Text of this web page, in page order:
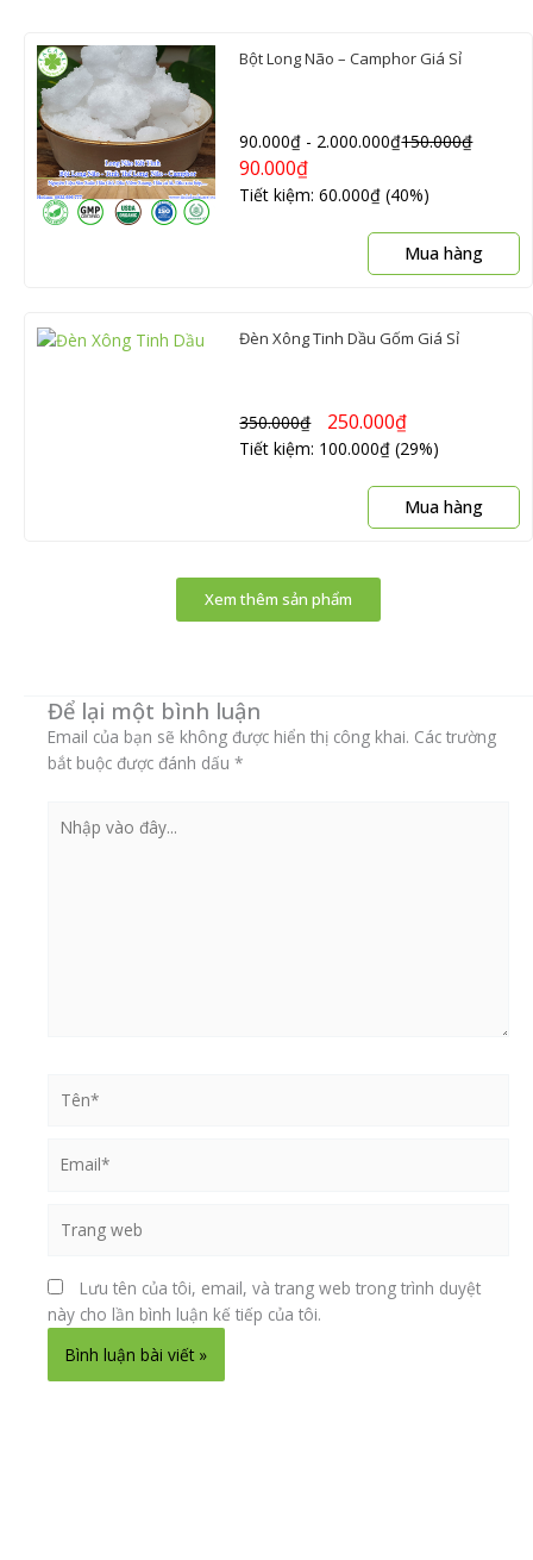
Bột Long Não – Camphor Giá Sỉ
90.000₫ - 2.000.000₫150.000₫
90.000₫
Tiết kiệm: 60.000₫ (40%)
Mua hàng
Đèn Xông Tinh Dầu Gốm Giá Sỉ
350.000₫ 250.000₫
Tiết kiệm: 100.000₫ (29%)
Mua hàng
Xem thêm sản phẩm
Để lại một bình luận
Email của bạn sẽ không được hiển thị công khai. Các trường
bắt buộc được đánh dấu *
vào
web
Lưu tên của tôi, email, và trang web trong trình duyệt
này cho lần bình luận kế tiếp của tôi.